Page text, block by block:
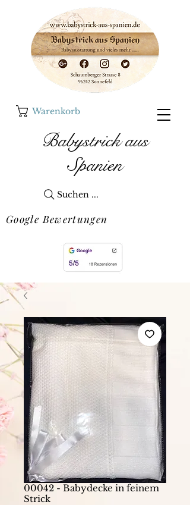
Warenkorb
Babystrick aus
Spanien
Suchen ...
Google Bewertungen
00042 - Babydecke in feinem
Strick